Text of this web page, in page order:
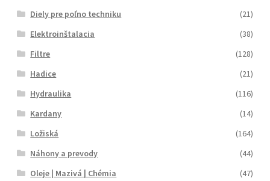
Diely pre poľno techniku
(21)
Elektroinštalacia
(38)
Filtre
(128)
Hadice
(21)
Hydraulika
(116)
Kardany
(14)
Ložiská
(164)
Náhony a prevody
(44)
Oleje | Mazivá | Chémia
(47)